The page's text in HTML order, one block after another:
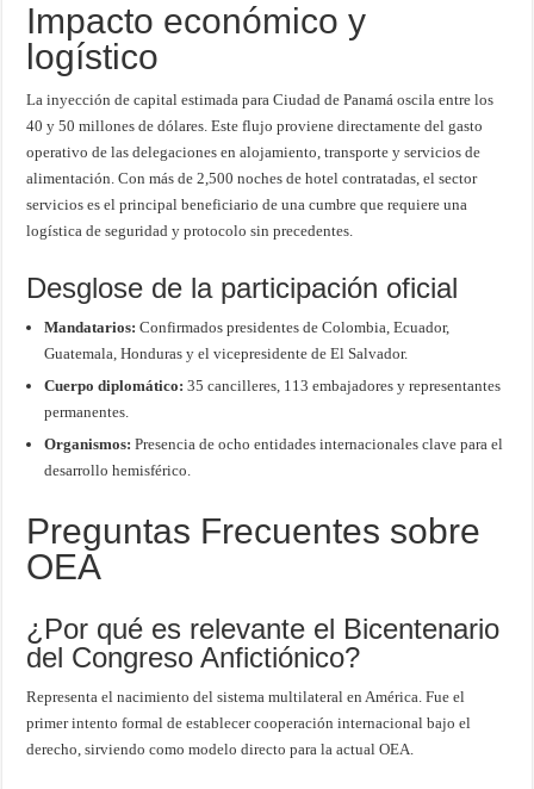
Impacto económico y
logístico
La inyección de capital estimada para Ciudad de Panamá oscila entre los
40 y 50 millones de dólares. Este flujo proviene directamente del gasto
operativo de las delegaciones en alojamiento, transporte y servicios de
alimentación. Con más de 2,500 noches de hotel contratadas, el sector
servicios es el principal beneficiario de una cumbre que requiere una
logística de seguridad y protocolo sin precedentes.
Desglose de la participación oficial
Mandatarios: Confirmados presidentes de Colombia, Ecuador,
Guatemala, Honduras y el vicepresidente de El Salvador.
Cuerpo diplomático: 35 cancilleres, 113 embajadores y representantes
permanentes.
Organismos: Presencia de ocho entidades internacionales clave para el
desarrollo hemisférico.
Preguntas Frecuentes sobre
OEA
¿Por qué es relevante el Bicentenario
del Congreso Anfictiónico?
Representa el nacimiento del sistema multilateral en América. Fue el
primer intento formal de establecer cooperación internacional bajo el
derecho, sirviendo como modelo directo para la actual OEA.